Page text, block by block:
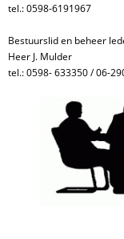
tel.: 0598-6191967
Bestuurslid en beheer
Heer J. Mulder
tel.: 0598- 633350 / 06-